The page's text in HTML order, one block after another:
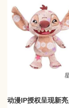
动漫IP授权呈现新